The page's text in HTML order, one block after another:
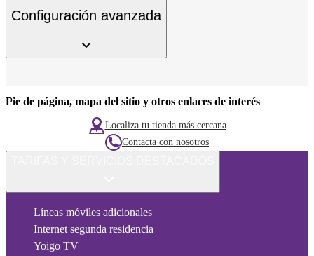
Configuración avanzada
Pie de página, mapa del sitio y otros enlaces de interés
Localiza tu tienda más cercana
Contacta con nosotros
Líneas móviles adicionales
Internet segunda residencia
Yoigo TV